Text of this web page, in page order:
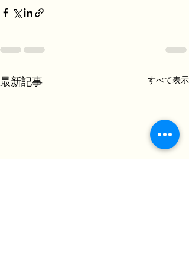
最新記事 すべて表示